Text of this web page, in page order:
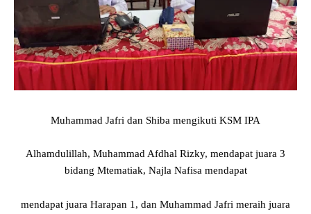
Muhammad Jafri dan Shiba mengikuti KSM IPA
Alhamdulillah, Muhammad Afdhal Rizky, mendapat juara 3
bidang Mtematiak, Najla Nafisa mendapat
mendapat juara Harapan 1, dan Muhammad Jafri meraih juara